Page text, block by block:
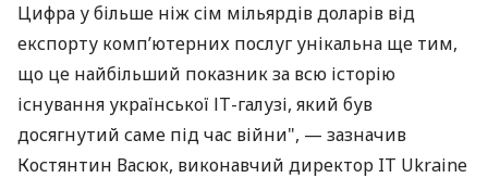
Цифра у більше ніж сім мільярдів доларів від
експорту комп’ютерних послуг унікальна ще тим,
що це найбільший показник за всю історію
існування української ІТ-галузі, який був
досягнутий саме під час війни", — зазначив
Костянтин Васюк, виконавчий директор IT Ukraine